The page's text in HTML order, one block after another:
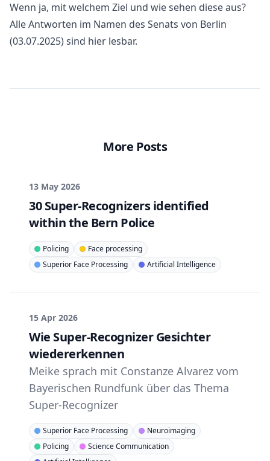
Wenn ja, mit welchem Ziel und wie sehen diese aus?
Alle Antworten im Namen des Senats von Berlin
(03.07.2025) sind hier lesbar.
More Posts
13 May 2026
30 Super-Recognizers identified
within the Bern Police
Policing
Face processing
Superior Face Processing
Artificial Intelligence
15 Apr 2026
Wie Super-Recognizer Gesichter
wiedererkennen
Meike sprach mit Constanze Alvarez vom
Bayerischen Rundfunk über das Thema
Super-Recognizer
Superior Face Processing
Neuroimaging
Policing
Science Communication